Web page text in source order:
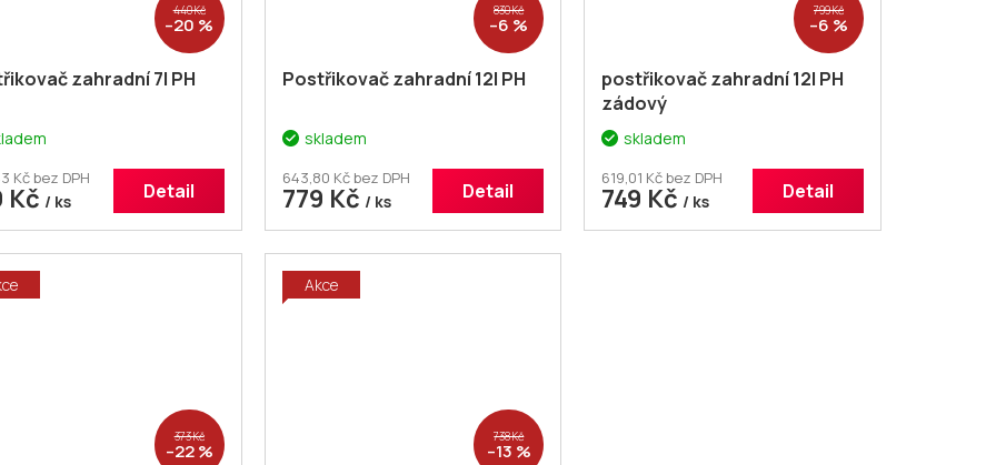
440 Kč
–20 %
zahradní 7l PH
Kč bez DPH
Kč / ks Detail
830 Kč
–6 %
Postřikovač zahradní 12l PH
skladem
643,80 Kč bez DPH
779 Kč / ks Detail
799 Kč
–6 %
postřikovač zahradní 12l PH
zádový
skladem
619,01 Kč bez DPH
749 Kč / ks Detail
373 Kč
–22 %
Akce
738 Kč
–13 %